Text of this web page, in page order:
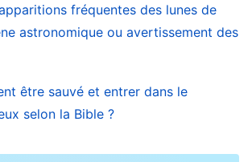
: «Tout ce que vous demanderez
prière, vous le recevrez »
a créé les hommes et leur a
Il leur a enjoint de crier vers
fréquentes des lunes de
astronomique ou avertissement des
être sauvé et entrer dans le
selon la Bible ?